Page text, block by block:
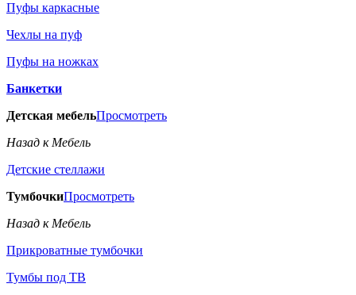
Пуфы каркасные
Чехлы на пуф
Пуфы на ножках
Банкетки
Детская мебельПросмотреть
Назад к Мебель
Детские стеллажи
ТумбочкиПросмотреть
Назад к Мебель
Прикроватные тумбочки
Тумбы под ТВ